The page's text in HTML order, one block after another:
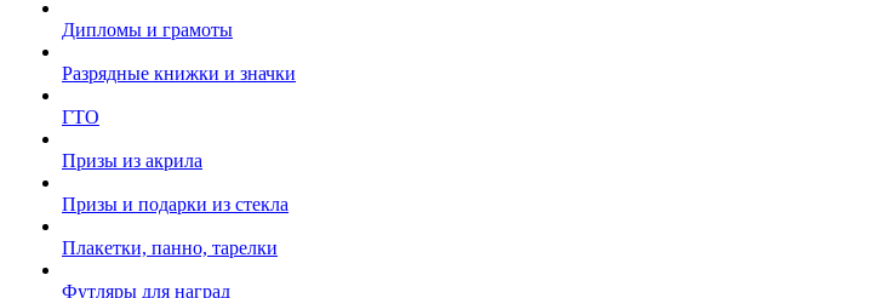
Дипломы и грамоты
Разрядные книжки и значки
ГТО
Призы из акрила
Призы и подарки из стекла
Плакетки, панно, тарелки
Футляры для наград